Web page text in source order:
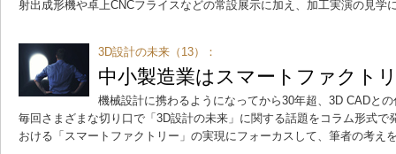
射出成形機や卓上CNCフライスなどの常設展示に加え、加工実演の見学
3D設計の未来（13）：
中小製造業はスマートファクト
機械設計に携わるようになってから30年超、3D CADと
毎回さまざまな切り口で「3D設計の未来」に関する話題をコラム形式で
おける「スマートファクトリー」の実現にフォーカスして、筆者の考え